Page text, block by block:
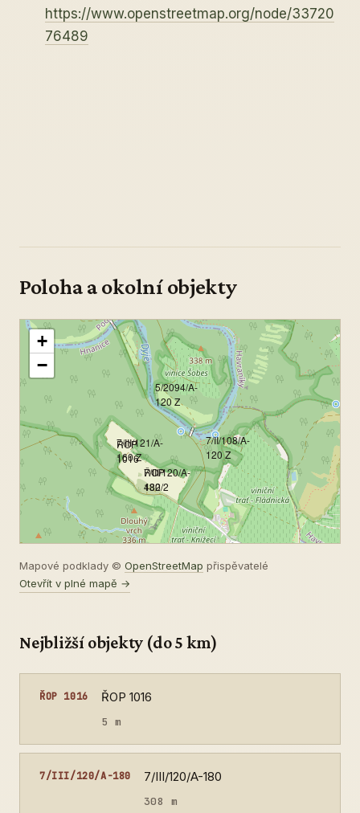
https://www.openstreetmap.org/node/33720
76489
Poloha a okolní objekty
7/III/121/A-
160 Z
ŘOP
1016
7/III/120/A-
180
ŘOP
432/2
5/2094/A-
120 Z
7/II/108/A-
120 Z
+
−
Mapové podklady © OpenStreetMap přispěvatelé
Otevřít v plné mapě →
Nejbližší objekty (do 5 km)
ŘOP 1016 ŘOP 1016
5 m
7/III/120/A-180 7/III/120/A-180
308 m